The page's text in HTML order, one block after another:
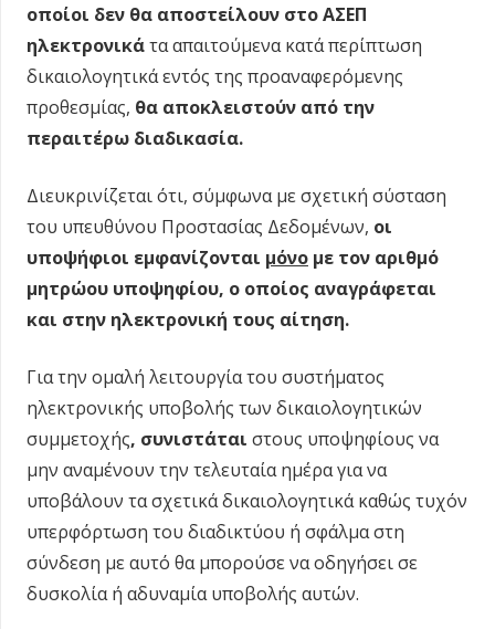
οποίοι δεν θα αποστείλουν στο ΑΣΕΠ
ηλεκτρονικάτα απαιτούμενα κατά περίπτωση
δικαιολογητικά εντός της προαναφερόμενης
προθεσμίας, θα αποκλειστούν από την
περαιτέρω διαδικασία.
Διευκρινίζεται ότι, σύμφωνα με σχετική σύσταση
του υπευθύνου Προστασίας Δεδομένων, οι
υποψήφιοι εμφανίζονται μόνο με τον αριθμό
μητρώου υποψηφίου, ο οποίος αναγράφεται
και στην ηλεκτρονική τους αίτηση.
Για την ομαλή λειτουργία του συστήματος
ηλεκτρονικής υποβολής των δικαιολογητικών
συμμετοχής, συνιστάται στους υποψηφίους να
μην αναμένουν την τελευταία ημέρα για να
υποβάλουν τα σχετικά δικαιολογητικά καθώς τυχόν
υπερφόρτωση του διαδικτύου ή σφάλμα στη
σύνδεση με αυτό θα μπορούσε να οδηγήσει σε
δυσκολία ή αδυναμία υποβολής αυτών.